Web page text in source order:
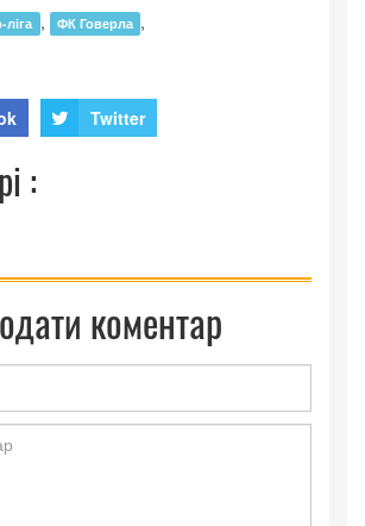
ліга , ФК Говерла ,
Twitter
:
коментар